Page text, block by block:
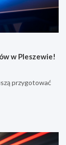
w Pleszewie!
przygotować